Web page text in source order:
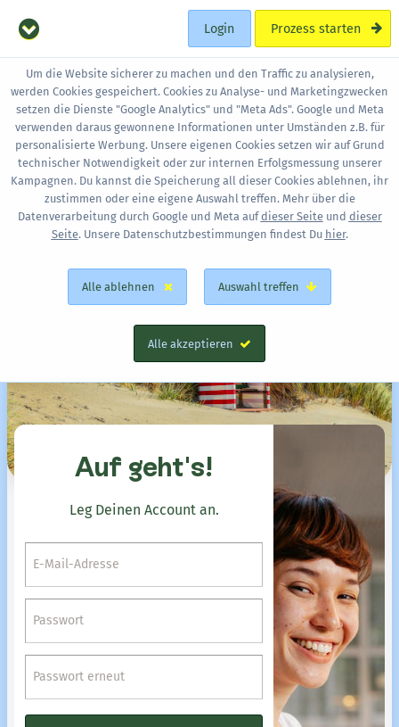
Login Prozess starten
Um die Website sicherer zu machen und den Traffic zu analysieren,
werden Cookies gespeichert. Cookies zu Analyse- und Marketingzwecken
setzen die Dienste "Google Analytics" und "Meta Ads". Google und Meta
verwenden daraus gewonnene Informationen unter Umständen z.B. für
personalisierte Werbung. Unsere eigenen Cookies setzen wir auf Grund
technischer Notwendigkeit oder zur internen Erfolgsmessung unserer
Kampagnen. Du kannst die Speicherung all dieser Cookies ablehnen, ihr
zustimmen oder eine eigene Auswahl treffen. Mehr über die
Datenverarbeitung durch Google und Meta aufdieser Seiteund dieser
Seite. Unsere Datenschutzbestimmungen findest Du hier.
Alle ablehnen Auswahl treffen
Alle akzeptieren
Saisonarbeit auf
Borkum
Auf geht's!
Leg Deinen Account an.
E-Mail-Adresse
Passwort
Passwort erneut